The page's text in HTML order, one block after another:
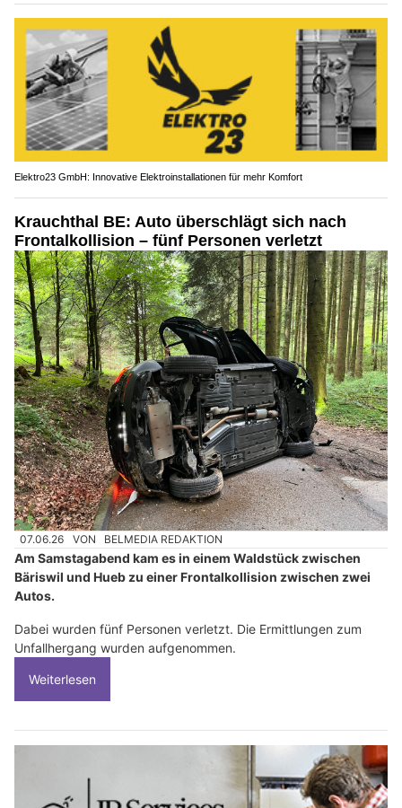
Elektro23 GmbH: Innovative Elektroinstallationen für mehr Komfort
Krauchthal BE: Auto überschlägt sich nach
Frontalkollision – fünf Personen verletzt
07.06.26 VON BELMEDIA REDAKTION
Am Samstagabend kam es in einem Waldstück zwischen
Bäriswil und Hueb zu einer Frontalkollision zwischen zwei
Autos.
Dabei wurden fünf Personen verletzt. Die Ermittlungen zum
Unfallhergang wurden aufgenommen.
Weiterlesen